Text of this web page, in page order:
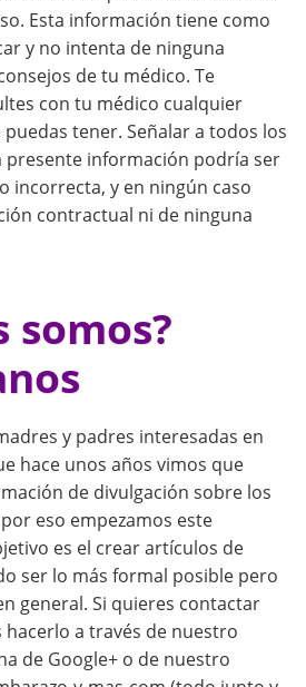
Esta información tiene como
y no intenta de ninguna
de tu médico. Te
con tu médico cualquier
tener. Señalar a todos los
presente información podría ser
incorrecta, y en ningún caso
contractual ni de ninguna
somos?
y padres interesadas en
hace unos años vimos que
de divulgación sobre los
eso empezamos este
es el crear artículos de
ser lo más formal posible pero
general. Si quieres contactar
a través de nuestro
de Google+ o de nuestro